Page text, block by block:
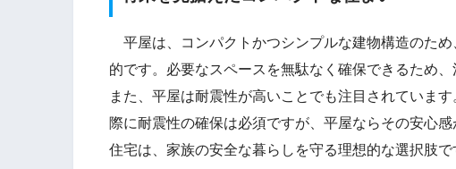
平屋は、コンパクトかつシンプルな建物構造のた
的です。必要なスペースを無駄なく確保できるため
また、平屋は耐震性が高いことでも注目されていま
際に耐震性の確保は必須ですが、平屋ならその安心
住宅は、家族の安全な暮らしを守る理想的な選択肢で